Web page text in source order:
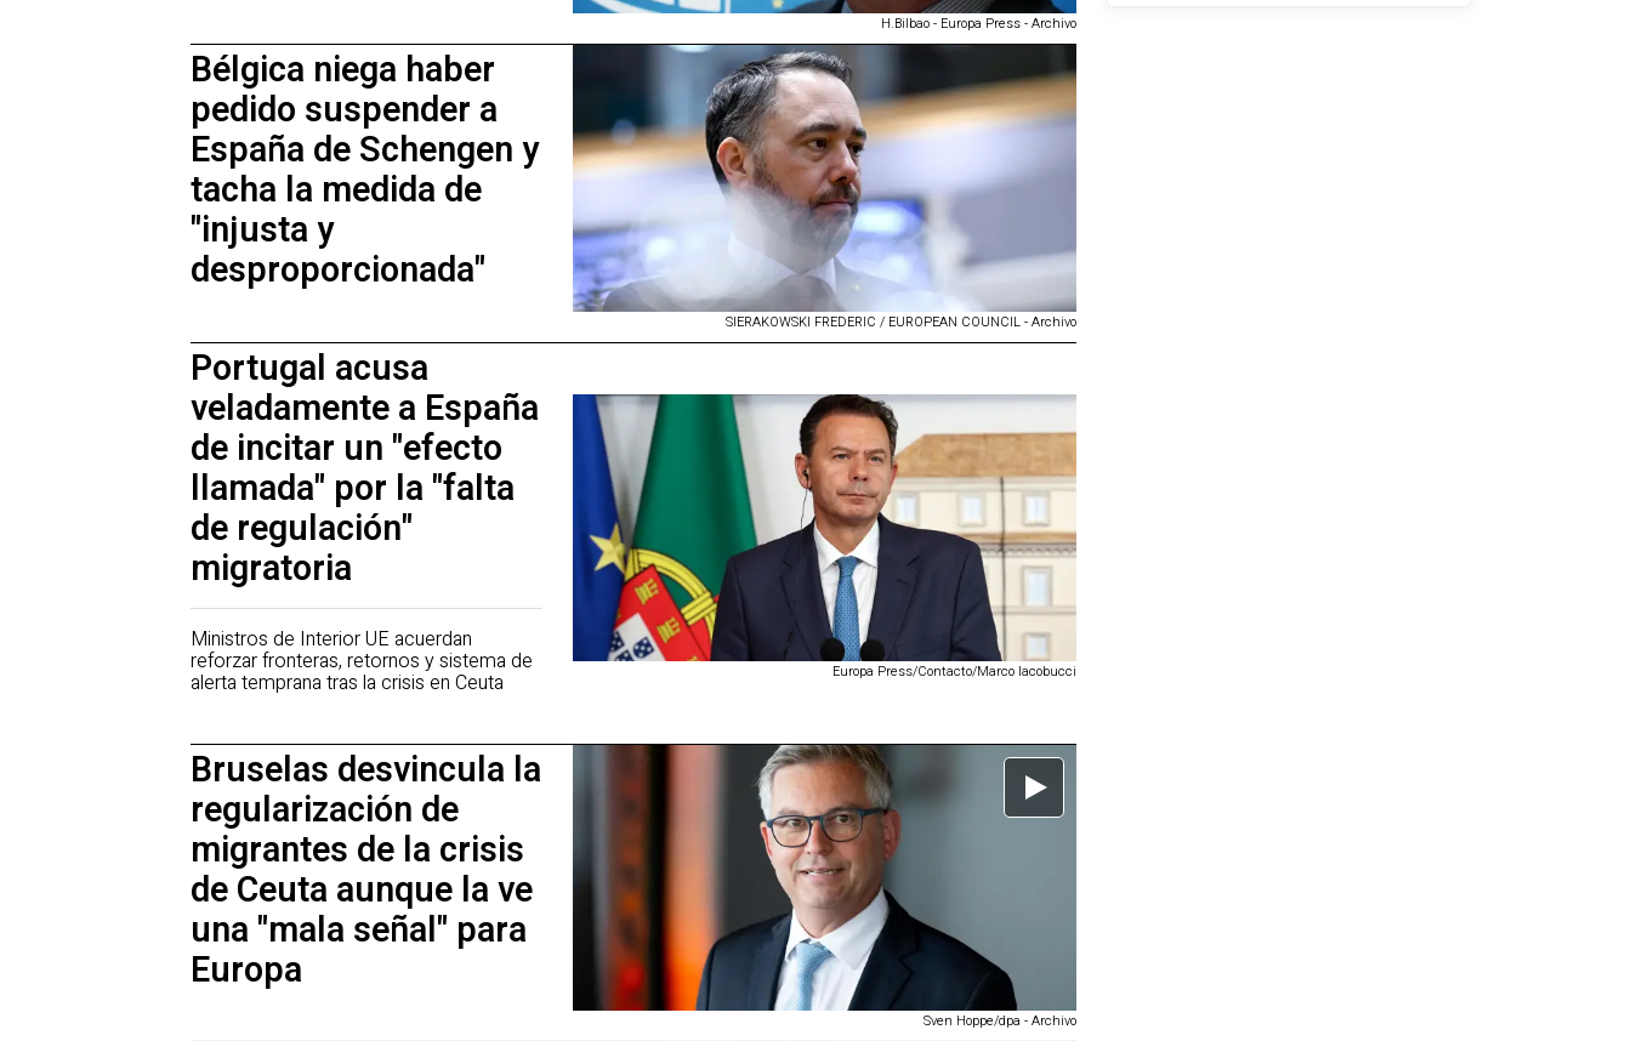
H.Bilbao - Europa Press - Archivo
SIERAKOWSKI FREDERIC / EUROPEAN COUNCIL - Archivo
Bélgica niega haber
pedido suspender a
España de Schengen y
tacha la medida de
"injusta y
desproporcionada"
Europa Press/Contacto/Marco Iacobucci
Portugal acusa
veladamente a España
de incitar un "efecto
llamada" por la "falta
de regulación"
migratoria
Ministros de Interior UE acuerdan
reforzar fronteras, retornos y sistema de
alerta temprana tras la crisis en Ceuta
Sven Hoppe/dpa - Archivo
Bruselas desvincula la
regularización de
migrantes de la crisis
de Ceuta aunque la ve
una "mala señal" para
Europa